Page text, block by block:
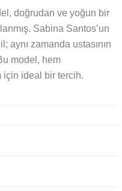
doğrudan ve yoğun bir
Sabina Santos’un
aynı zamanda ustasının
model, hem
için ideal bir tercih.